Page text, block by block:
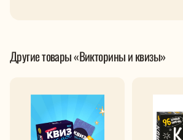
Другие товары «Викторины и квизы»